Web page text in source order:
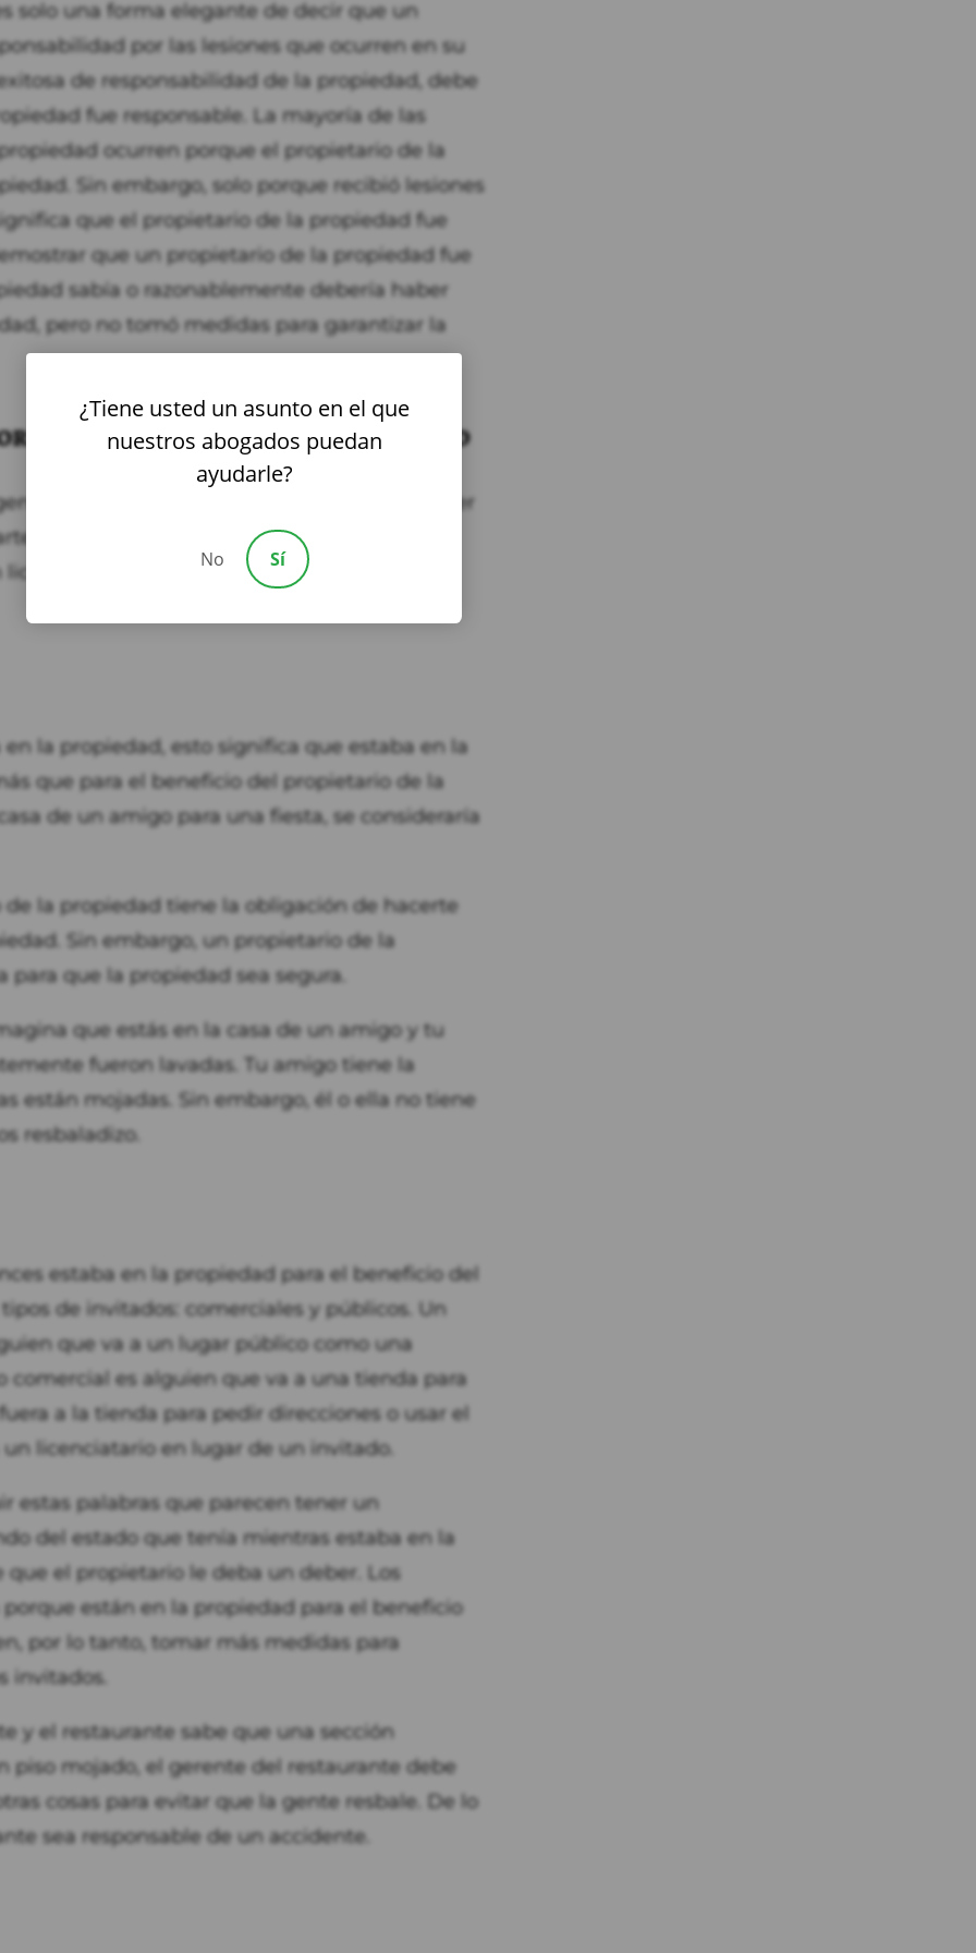
solo una forma elegante de decir que un
por las lesiones que ocurren en su
de responsabilidad de la propiedad, debe
fue responsable. La mayoría de las
ocurren porque el propietario de la
Sin embargo, solo porque recibió lesiones
que el propietario de la propiedad fue
que un propietario de la propiedad fue
sabía o razonablemente debería haber
pero no tomó medidas para garantizar la
los propietarios de la propiedad
debe demostrar que se le debía un deber
En el contexto de caída y resbalón, si se le
invitado y transeúnte mientras
la propiedad, esto significa que estaba en la
que para el beneficio del propietario de la
de un amigo para una fiesta, se consideraría
la propiedad tiene la obligación de hacerte
Sin embargo, un propietario de la
que la propiedad sea segura.
que estás en la casa de un amigo y tu
fueron lavadas. Tu amigo tiene la
están mojadas. Sin embargo, él o ella no tiene
resbaladizo.
estaba en la propiedad para el beneficio del
de invitados: comerciales y públicos. Un
que va a un lugar público como una
es alguien que va a una tienda para
a la tienda para pedir direcciones o usar el
licenciatario en lugar de un invitado.
estas palabras que parecen tener un
del estado que tenía mientras estaba en la
el propietario le deba un deber. Los
están en la propiedad para el beneficio
por lo tanto, tomar más medidas para
invitados.
y el restaurante sabe que una sección
mojado, el gerente del restaurante debe
cosas para evitar que la gente resbale. De lo
sea responsable de un accidente.
¿Tiene usted un asunto en el que
nuestros abogados puedan
ayudarle?
No Sí